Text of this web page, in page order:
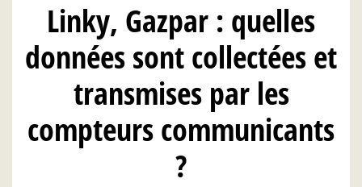
L
Linky, Gazpar : quelles
données sont collectées et
transmises par les
compteurs communicants
?